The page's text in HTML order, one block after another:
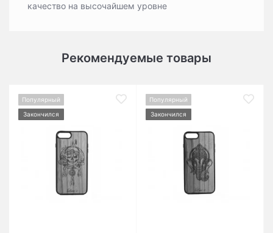
качество на высочайшем уровне
Рекомендуемые товары
Популярный
Закончился
Популярный
Закончился